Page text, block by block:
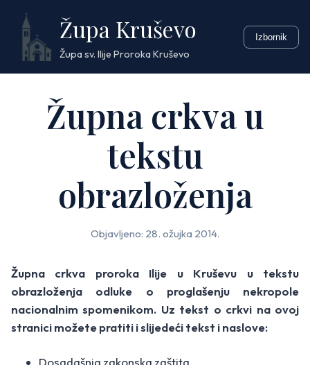
content
Župa Kruševo
Župa sv. Ilije Proroka Kruševo
Izbornik
Župna crkva u
tekstu
obrazloženja
Objavljeno: 28. ožujka 2014.
Župna crkva proroka Ilije u Kruševu u tekstu
obrazloženja odluke o proglašenju nekropole
nacionalnim spomenikom. Uz tekst o crkvi na ovoj
stranici možete pratiti i slijedeći tekst i naslove:
Dosadašnja zakonska zaštita